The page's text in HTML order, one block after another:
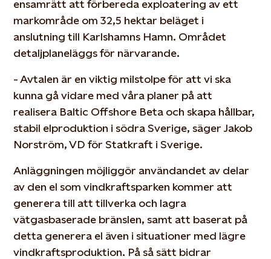
ensamrätt att förbereda exploatering av ett
markområde om 32,5 hektar beläget i
anslutning till Karlshamns Hamn. Området
detaljplaneläggs för närvarande.
- Avtalen är en viktig milstolpe för att vi ska
kunna gå vidare med våra planer på att
realisera Baltic Offshore Beta och skapa hållbar,
stabil elproduktion i södra Sverige, säger Jakob
Norström, VD för Statkraft i Sverige.
Anläggningen möjliggör användandet av delar
av den el som vindkraftsparken kommer att
generera till att tillverka och lagra
vätgasbaserade bränslen, samt att baserat på
detta generera el även i situationer med lägre
vindkraftsproduktion. På så sätt bidrar